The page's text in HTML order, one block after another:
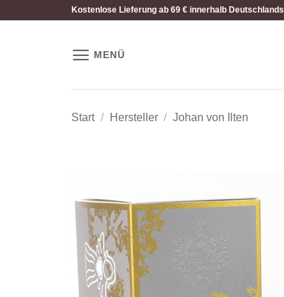
Kostenlose Lieferung ab 69 € innerhalb Deutschlands
MENÜ
Start / Hersteller / Johan von Ilten